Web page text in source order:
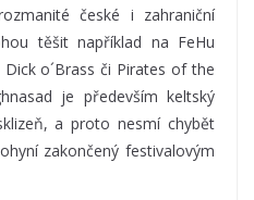
české i zahraniční
těšit například na FeHu
o´Brass či Pirates of the
je především keltský
a proto nesmí chybět
zakončený festivalovým